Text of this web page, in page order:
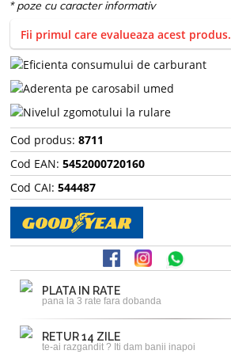
Fii primul care evalueaza acest produs.
Cod produs: 8711
Cod EAN: 5452000720160
Cod CAI: 544487
PLATA IN RATE
pana la 3 rate fara dobanda
RETUR 14 ZILE
te-ai razgandit ? Iti dam banii inapoi